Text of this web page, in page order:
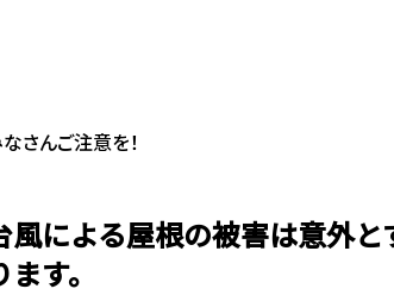
さんご注意を！
風による屋根の被害は意外
ます。